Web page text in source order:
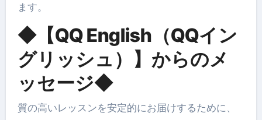
ます。
◆【QQ English（QQイン
グリッシュ）】からのメ
ッセージ◆
質の高いレッスンを安定的にお届けするために、